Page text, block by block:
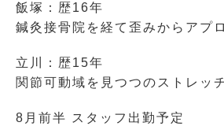
飯塚：歴16年
鍼灸接骨院を経て歪みからアプ
立川：歴15年
関節可動域を見つつのストレッ
8月前半 スタッフ出勤予定